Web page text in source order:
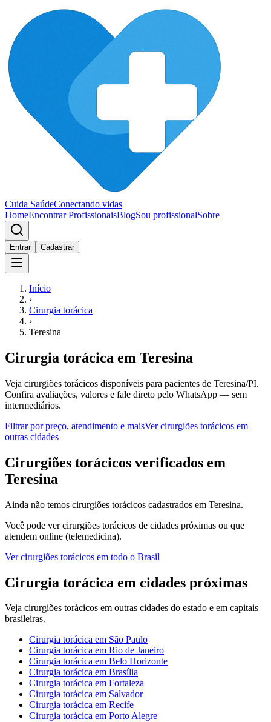
Cuida SaúdeConectando vidas
HomeEncontrar ProfissionaisBlogSou profissionalSobre
Entrar Cadastrar
Início
›
Cirurgia torácica
›
Teresina
Cirurgia torácica em Teresina
Veja cirurgiões torácicos disponíveis para pacientes de Teresina/PI.
Confira avaliações, valores e fale direto pelo WhatsApp — sem
intermediários.
Filtrar por preço, atendimento e maisVercirurgiões torácicos em
outras cidades
Cirurgiões torácicos verificados em
Teresina
Ainda não temos cirurgiões torácicos cadastrados em Teresina.
Você pode vercirurgiões torácicos de cidades próximas ou que
atendem online (telemedicina).
Vercirurgiões torácicos em todo o Brasil
Cirurgia torácica em cidades próximas
Veja cirurgiões torácicos em outras cidades do estado e em capitais
brasileiras.
Cirurgia torácica em São Paulo
Cirurgia torácica em Rio de Janeiro
Cirurgia torácica em Belo Horizonte
Cirurgia torácica em Brasília
Cirurgia torácica em Fortaleza
Cirurgia torácica em Salvador
Cirurgia torácica em Recife
Cirurgia torácica em Porto Alegre